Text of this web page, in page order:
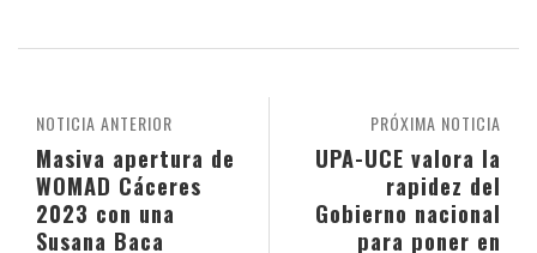
PRÓXIMA NOTICIA
UPA-UCE valora la
rapidez del
Gobierno nacional
para poner en
NOTICIA ANTERIOR
Masiva apertura de
WOMAD Cáceres
2023 con una
Susana Baca